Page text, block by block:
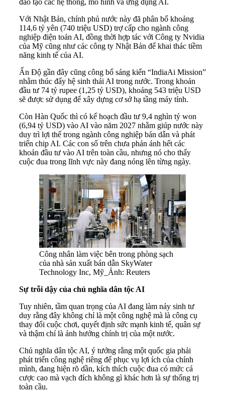
đào tạo các hệ thống, mô hình và ứng dụng AI.
Với Nhật Bản, chính phủ nước này đã phân bổ khoảng
114,6 tỷ yên (740 triệu USD) trợ cấp cho ngành công
nghiệp điện toán AI, đồng thời hợp tác với Công ty Nvidia
của Mỹ cũng như các công ty Nhật Bản để khai thác tiềm
năng kinh tế của AI.
Ấn Độ gần đây cũng công bố sáng kiến “IndiaAi Mission”
nhằm thúc đẩy hệ sinh thái AI trong nước. Trong khoản
đầu tư 74 tỷ rupee (1,25 tỷ USD), khoảng 543 triệu USD
sẽ được sử dụng để xây dựng cơ sở hạ tầng máy tính.
Còn Hàn Quốc thì có kế hoạch đầu tư 9,4 nghìn tỷ won
(6,94 tỷ USD) vào AI vào năm 2027 nhằm giúp nước này
duy trì lợi thế trong ngành công nghiệp bán dẫn và phát
triển chip AI. Các con số trên chưa phản ánh hết các
khoản đầu tư vào AI trên toàn cầu, nhưng nó cho thấy
cuộc đua trong lĩnh vực này đang nóng lên từng ngày.
Công nhân làm việc bên trong phòng sạch
của nhà sản xuất bán dẫn SkyWater
Technology Inc, Mỹ_Ảnh: Reuters
Sự trỗi dậy của chủ nghĩa dân tộc AI
Tuy nhiên, tầm quan trọng của AI đang làm nảy sinh tư
duy rằng đây không chỉ là một công nghệ mà là công cụ
thay đổi cuộc chơi, quyết định sức mạnh kinh tế, quân sự
và thậm chí là ảnh hưởng chính trị của một nước.
Chủ nghĩa dân tộc AI, ý tưởng rằng một quốc gia phải
phát triển công nghệ riêng để phục vụ lợi ích của chính
mình, đang hiện rõ dần, kích thích cuộc đua có mức cá
cược cao mà vạch đích không gì khác hơn là sự thống trị
toàn cầu.